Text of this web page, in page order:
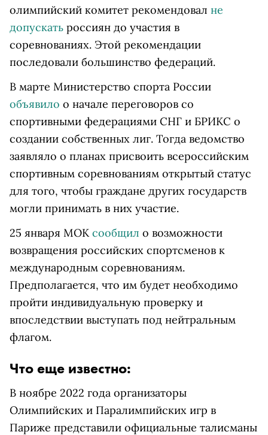
олимпийский комитет рекомендовал не
допускать россиян до участия в
соревнованиях. Этой рекомендации
последовали большинство федераций.
В марте Министерство спорта России
объявило о начале переговоров со
спортивными федерациями СНГ и БРИКС о
создании собственных лиг. Тогда ведомство
заявляло о планах присвоить всероссийским
спортивным соревнованиям открытый статус
для того, чтобы граждане других государств
могли принимать в них участие.
25 января МОКсообщил о возможности
возвращения российских спортсменов к
международным соревнованиям.
Предполагается, что им будет необходимо
пройти индивидуальную проверку и
впоследствии выступать под нейтральным
флагом.
Что еще известно:
В ноябре 2022 года организаторы
Олимпийских и Паралимпийских игр в
Париже представили официальные талисманы